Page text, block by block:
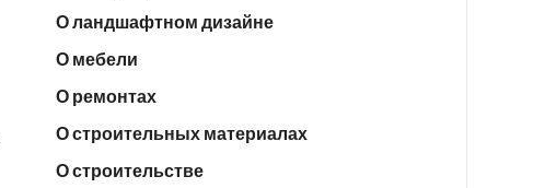
О ландшафтном дизайне
О мебели
О ремонтах
О строительных материалах
О строительстве